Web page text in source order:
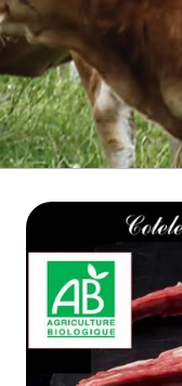
ACCUEIL
VOLAILLES BIO
BOEUF
VEAU BIO
PORC BIO
AGNEAU BIO
MOUTON BIO